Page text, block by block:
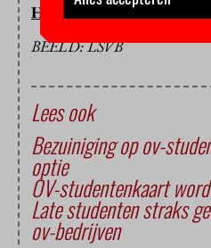
HOP/BB
BEELD: LSVB
Lees ook
Bezuiniging op ov-
optie
OV-studentenkaart
Late studenten straks
ov-bedrijven